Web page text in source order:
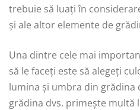
trebuie să luați în
și ale altor elemente de
Una dintre cele mai
să le faceți este să alegeți
lumina și umbra din grădina
grădina dvs. primește multă